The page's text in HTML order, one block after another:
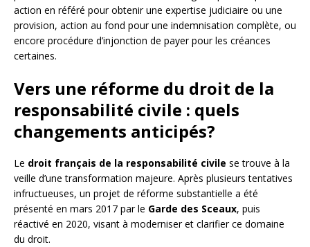
action en référé pour obtenir une expertise judiciaire ou une
provision, action au fond pour une indemnisation complète, ou
encore procédure d’injonction de payer pour les créances
certaines.
Vers une réforme du droit de la
responsabilité civile : quels
changements anticipés?
Le droit français de la responsabilité civile se trouve à la
veille d’une transformation majeure. Après plusieurs tentatives
infructueuses, un projet de réforme substantielle a été
présenté en mars 2017 par le Garde des Sceaux, puis
réactivé en 2020, visant à moderniser et clarifier ce domaine
du droit.